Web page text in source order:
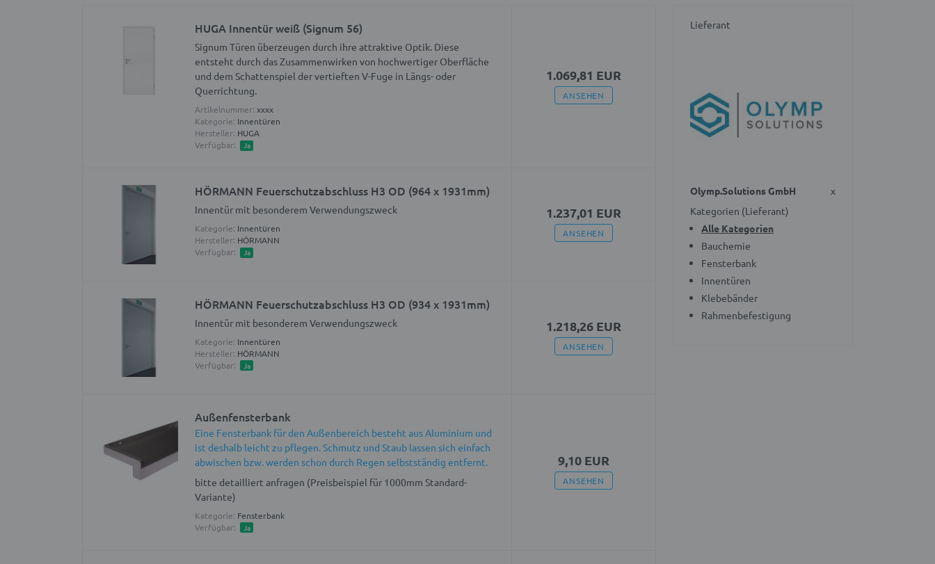
HUGA Innentür weiß (Signum 56)
Signum Türen überzeugen durch ihre attraktive Optik. Diese
entsteht durch das Zusammenwirken von hochwertiger Oberfläche
und dem Schattenspiel der vertieften V-Fuge in Längs- oder
Querrichtung.
Artikelnummer: xxxx
Kategorie: Innentüren
Hersteller: HUGA
Verfügbar:
Ja
1.069,81 EUR
ANSEHEN
HÖRMANN Feuerschutzabschluss H3 OD (964 x 1931mm)
Innentür mit besonderem Verwendungszweck
Kategorie: Innentüren
Hersteller: HÖRMANN
Verfügbar:
Ja
1.237,01 EUR
ANSEHEN
HÖRMANN Feuerschutzabschluss H3 OD (934 x 1931mm)
Innentür mit besonderem Verwendungszweck
Kategorie: Innentüren
Hersteller: HÖRMANN
Verfügbar:
Ja
1.218,26 EUR
ANSEHEN
Außenfensterbank
Eine Fensterbank für den Außenbereich besteht aus Aluminium und
ist deshalb leicht zu pflegen. Schmutz und Staub lassen sich einfach
abwischen bzw. werden schon durch Regen selbstständig entfernt.
bitte detailliert anfragen (Preisbeispiel für 1000mm Standard-
Variante)
Kategorie: Fensterbank
Verfügbar:
Ja
9,10 EUR
ANSEHEN
Lieferant
Olymp.Solutions GmbH
x
Kategorien (Lieferant)
Alle Kategorien
Bauchemie
Fensterbank
Innentüren
Klebebänder
Rahmenbefestigung